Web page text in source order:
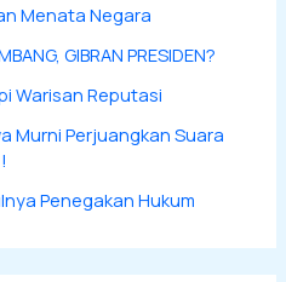
Menata Negara
GIBRAN PRESIDEN?
Warisan Reputasi
Murni Perjuangkan Suara
Penegakan Hukum